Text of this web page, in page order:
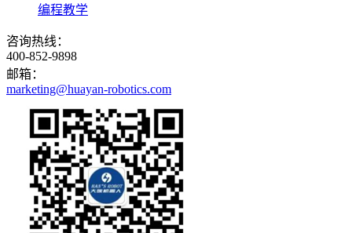
编程教学
咨询热线：
400-852-9898
邮箱：
marketing@huayan-robotics.com